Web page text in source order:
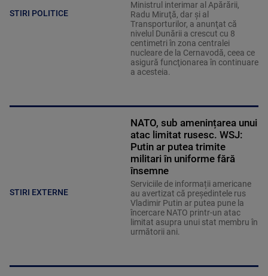
STIRI POLITICE
Ministrul interimar al Apărării,
Radu Miruţă, dar şi al
Transporturilor, a anunţat că
nivelul Dunării a crescut cu 8
centimetri în zona centralei
nucleare de la Cernavodă, ceea ce
asigură funcţionarea în continuare
a acesteia.
STIRI EXTERNE
NATO, sub amenințarea unui
atac limitat rusesc. WSJ:
Putin ar putea trimite
militari în uniforme fără
însemne
Serviciile de informații americane
au avertizat că președintele rus
Vladimir Putin ar putea pune la
încercare NATO printr-un atac
limitat asupra unui stat membru în
următorii ani.